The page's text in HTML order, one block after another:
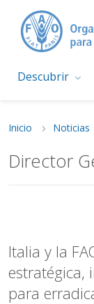
Descubrir
Inicio Noticias
Director
Italia y la
estratégica,
para